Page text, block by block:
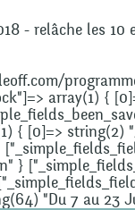
- relâche les 10
array(1) {
{ [0]=> string(2)
}
"Du 7 au 23